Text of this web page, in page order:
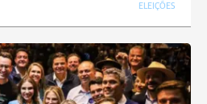
ELEIÇÕES